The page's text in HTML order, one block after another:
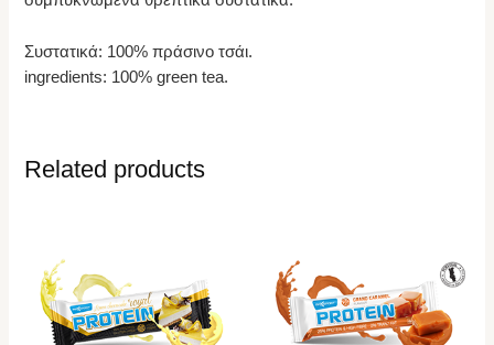
Συστατικά: 100% πράσινο τσάι.
ingredients: 100% green tea.
Related products